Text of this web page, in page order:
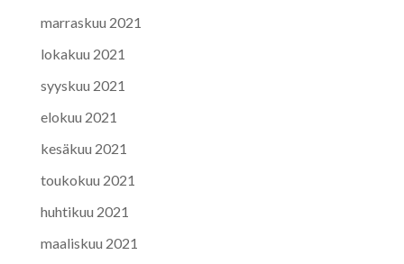
marraskuu 2021
lokakuu 2021
syyskuu 2021
elokuu 2021
kesäkuu 2021
toukokuu 2021
huhtikuu 2021
maaliskuu 2021